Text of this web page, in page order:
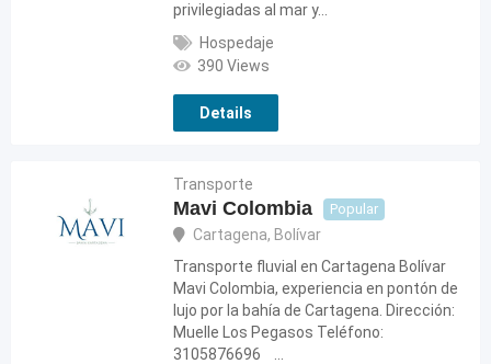
privilegiadas al mar y…
Hospedaje
390 Views
Details
Transporte
Mavi Colombia Popular
Cartagena, Bolívar
Transporte fluvial en Cartagena Bolívar
Mavi Colombia, experiencia en pontón de
lujo por la bahía de Cartagena. Dirección:
Muelle Los Pegasos Teléfono:
3105876696 …